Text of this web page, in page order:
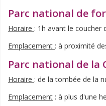
Parc national de
Horaire : 1h avant le coucher
Emplacement : à proximité
Parc national de la
Horaire : de la tombée de la
Emplacement : à plus d'une